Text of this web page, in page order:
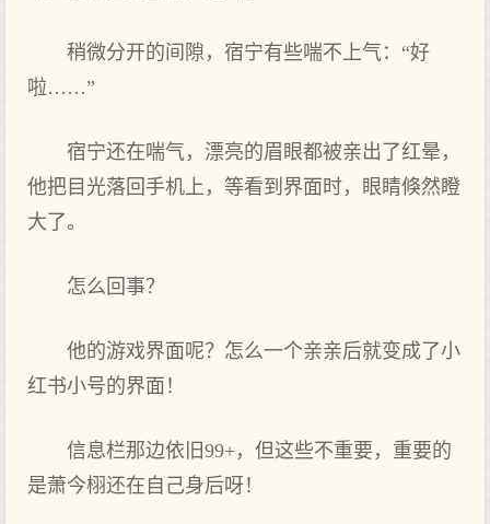
稍微分开的间隙，宿宁有些喘不上‌气：“好
啦……”
宿宁还在喘气，漂亮的眉眼都被亲出了红晕，
他把目光落回手机上‌，等看到界面时，眼睛倏然瞪
大了。
怎么回事？
他的游戏界面呢？怎么一个亲亲后就变成了小
红书小号的界面！
信息栏那边依旧99+，但这些不重要，重要的
是萧今栩还在自己身后呀！